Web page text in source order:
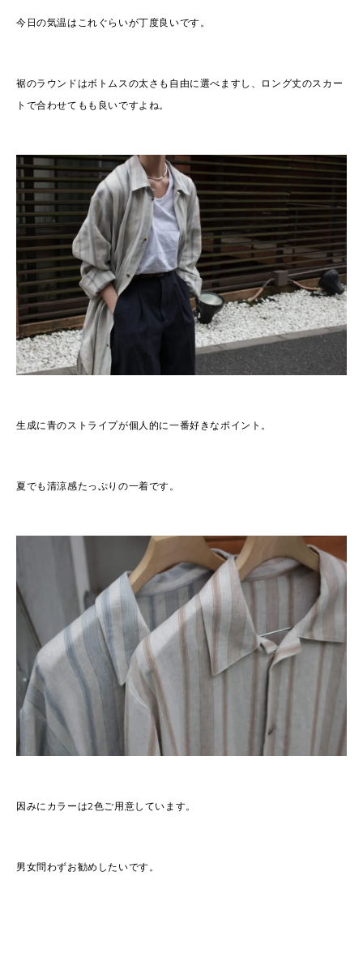
今日の気温はこれぐらいが丁度良いです。
裾のラウンドはボトムスの太さも自由に選べますし、ロング丈のスカー
トで合わせてもも良いですよね。
生成に青のストライプが個人的に一番好きなポイント。
夏でも清涼感たっぷりの一着です。
因みにカラーは2色ご用意しています。
男女問わずお勧めしたいです。